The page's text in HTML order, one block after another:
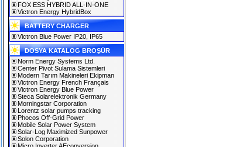
FOX ESS HYBRID ALL-IN-ONE
Victron Energy HybridBox
BATTERY CHARGER
Victron Blue Power IP20, IP65
DOSYA KATALOG BROŞÜR
Norm Energy Systems Ltd.
Center Pivot Sulama Sistemleri
Modern Tarım Makineleri Ekipman
Victron Energy French Français
Victron Energy Blue Power
Steca Solarelektronik Germany
Morningstar Corporation
Lorentz solar pumps tracking
Phocos Off-Grid Power
Mobile Solar Power System
Solar-Log Maximized Sunpower
Solon Corporation